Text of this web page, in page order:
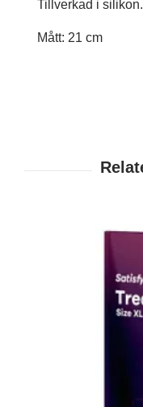
Tillverkad i silikon.
Mått: 21 cm